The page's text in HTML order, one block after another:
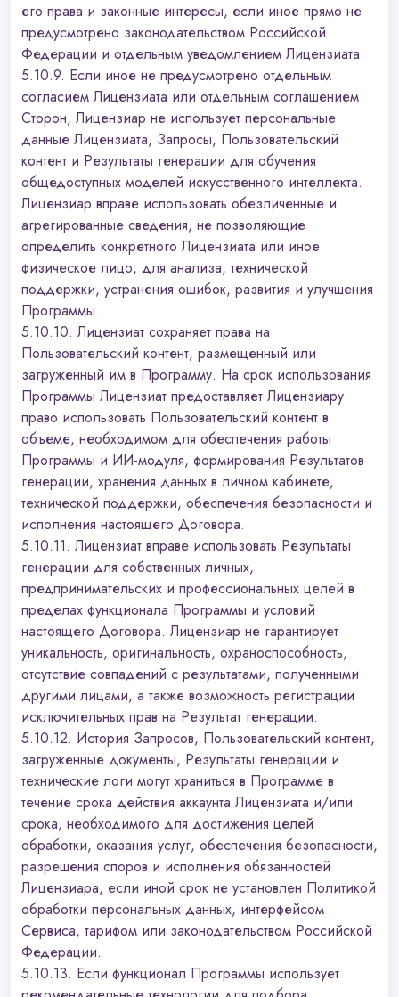
его права и законные интересы, если иное прямо не
предусмотрено законодательством Российской
Федерации и отдельным уведомлением Лицензиата.
5.10.9. Если иное не предусмотрено отдельным
согласием Лицензиата или отдельным соглашением
Сторон, Лицензиар не использует персональные
данные Лицензиата, Запросы, Пользовательский
контент и Результаты генерации для обучения
общедоступных моделей искусственного интеллекта.
Лицензиар вправе использовать обезличенные и
агрегированные сведения, не позволяющие
определить конкретного Лицензиата или иное
физическое лицо, для анализа, технической
поддержки, устранения ошибок, развития и улучшения
Программы.
5.10.10. Лицензиат сохраняет права на
Пользовательский контент, размещенный или
загруженный им в Программу. На срок использования
Программы Лицензиат предоставляет Лицензиару
право использовать Пользовательский контент в
объеме, необходимом для обеспечения работы
Программы и ИИ-модуля, формирования Результатов
генерации, хранения данных в личном кабинете,
технической поддержки, обеспечения безопасности и
исполнения настоящего Договора.
5.10.11. Лицензиат вправе использовать Результаты
генерации для собственных личных,
предпринимательских и профессиональных целей в
пределах функционала Программы и условий
настоящего Договора. Лицензиар не гарантирует
уникальность, оригинальность, охраноспособность,
отсутствие совпадений с результатами, полученными
другими лицами, а также возможность регистрации
исключительных прав на Результат генерации.
5.10.12. История Запросов, Пользовательский контент,
загруженные документы, Результаты генерации и
технические логи могут храниться в Программе в
течение срока действия аккаунта Лицензиата и/или
срока, необходимого для достижения целей
обработки, оказания услуг, обеспечения безопасности,
разрешения споров и исполнения обязанностей
Лицензиара, если иной срок не установлен Политикой
обработки персональных данных, интерфейсом
Сервиса, тарифом или законодательством Российской
Федерации.
5.10.13. Если функционал Программы использует